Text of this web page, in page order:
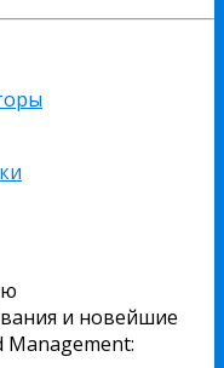
и новейшие
Management: